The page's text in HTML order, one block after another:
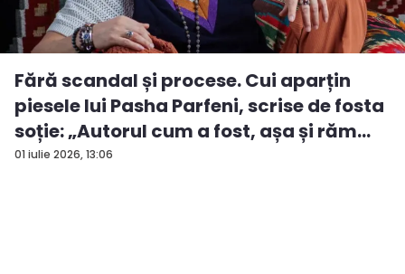
01 iulie 2026, 13:06
Fără scandal și procese. Cui aparțin
piesele lui Pasha Parfeni, scrise de fosta
soție: „Autorul cum a fost, așa și răm...